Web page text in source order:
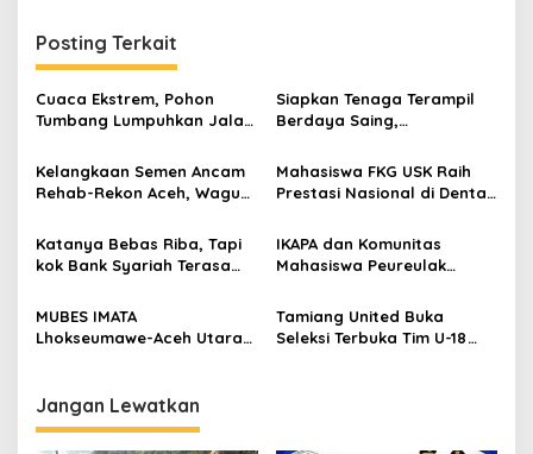
g
a
s
p
o
s
Posting Terkait
Cuaca Ekstrem, Pohon
Tumbang Lumpuhkan Jalan
Blangpidie
Siapkan Tenaga Terampil
Berdaya Saing,
Tamiang Buka Pelatihan
Kerja 2026
Kelangkaan Semen Ancam
Rehab-Rekon Aceh, Wagub
Mahasiswa FKG USK Raih
Prestasi Nasional di Dental
Katanya Bebas Riba, Tapi
kok Bank Syariah Terasa
IKAPA dan Komunitas
Mahasiswa Peureulak
Peureulak Raya
MUBES IMATA
Lhokseumawe-Aceh Utara
2026–2027
Tamiang United Buka
Seleksi Terbuka Tim U-18
Jangan Lewatkan